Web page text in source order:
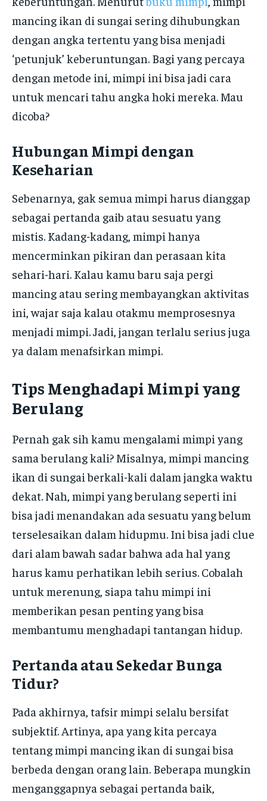
mancing ikan di sungai sering dihubungkan
dengan angka tertentu yang bisa menjadi
‘petunjuk’ keberuntungan. Bagi yang percaya
dengan metode ini, mimpi ini bisa jadi cara
untuk mencari tahu angka hoki mereka. Mau
dicoba?
Hubungan Mimpi dengan
Keseharian
Sebenarnya, gak semua mimpi harus dianggap
sebagai pertanda gaib atau sesuatu yang
mistis. Kadang-kadang, mimpi hanya
mencerminkan pikiran dan perasaan kita
sehari-hari. Kalau kamu baru saja pergi
mancing atau sering membayangkan aktivitas
ini, wajar saja kalau otakmu memprosesnya
menjadi mimpi. Jadi, jangan terlalu serius juga
ya dalam menafsirkan mimpi.
Tips Menghadapi Mimpi yang
Berulang
Pernah gak sih kamu mengalami mimpi yang
sama berulang kali? Misalnya, mimpi mancing
ikan di sungai berkali-kali dalam jangka waktu
dekat. Nah, mimpi yang berulang seperti ini
bisa jadi menandakan ada sesuatu yang belum
terselesaikan dalam hidupmu. Ini bisa jadi clue
dari alam bawah sadar bahwa ada hal yang
harus kamu perhatikan lebih serius. Cobalah
untuk merenung, siapa tahu mimpi ini
memberikan pesan penting yang bisa
membantumu menghadapi tantangan hidup.
Pertanda atau Sekedar Bunga
Tidur?
Pada akhirnya, tafsir mimpi selalu bersifat
subjektif. Artinya, apa yang kita percaya
tentang mimpi mancing ikan di sungai bisa
berbeda dengan orang lain. Beberapa mungkin
menganggapnya sebagai pertanda baik,